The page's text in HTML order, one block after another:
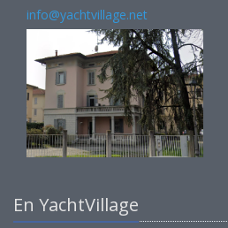
info@yachtvillage.net
En YachtVillage